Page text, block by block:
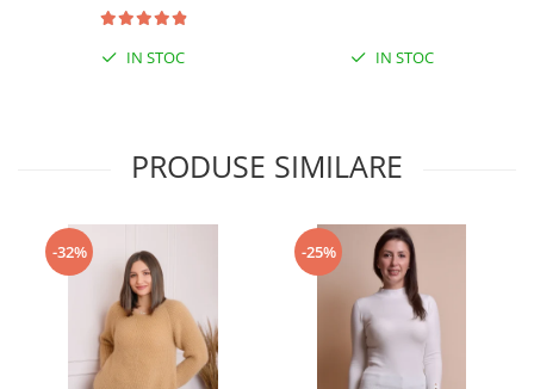
IN STOC IN STOC
PRODUSE SIMILARE
-32% -25%